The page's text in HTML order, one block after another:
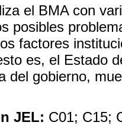
el BMA con
posibles
factores
es, el Estado
del gobierno,
JEL: C01; C15;